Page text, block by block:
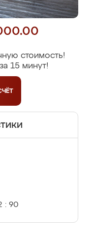
стоимость!
15 минут!
: 90